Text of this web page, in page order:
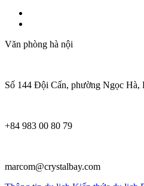
Văn phòng hà nội
Số 144 Đội Cấn, phường Ngọc Hà,
+84 983 00 80 79
marcom@crystalbay.com